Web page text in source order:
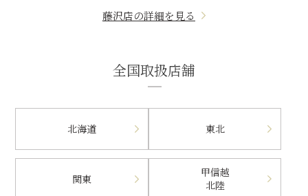
藤沢店の詳細を見る
全国取扱店舗
北海道 東北
関東
甲信越
北陸